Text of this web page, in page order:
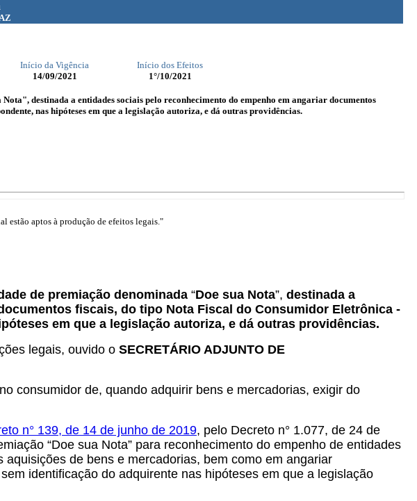
Início da Vigência
Início dos Efeitos
14/09/2021 1°/10/2021
destinada a entidades sociais pelo reconhecimento do empenho em angariar documentos
nas hipóteses em que a legislação autoriza, e dá outras providências.
estão aptos à produção de efeitos legais."
de premiação denominada “Doe sua Nota”, destinada a
fiscais, do tipo Nota Fiscal do Consumidor Eletrônica -
em que a legislação autoriza, e dá outras providências.
legais, ouvido o SECRETÁRIO ADJUNTO DE
consumidor de, quando adquirir bens e mercadorias, exigir do
n° 139, de 14 de junho de 2019, pelo Decreto n° 1.077, de 24 de
“Doe sua Nota” para reconhecimento do empenho de entidades
de bens e mercadorias, bem como em angariar
identificação do adquirente nas hipóteses em que a legislação